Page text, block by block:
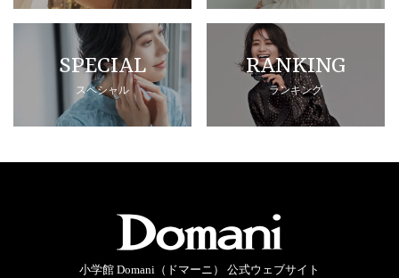
SPECIAL
スペシャル
RANKING
ランキング
小学館 Domani（ドマーニ） 公式ウェブサイト